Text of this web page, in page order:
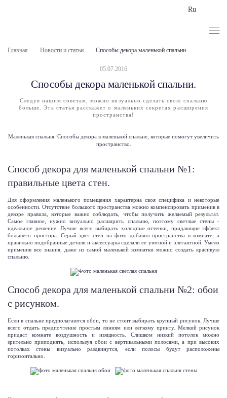
Ru
Главная Новости и статьи Способы декора маленькой спальни.
05.07.2016
Способы декора маленькой спальни.
Следуя нашим советам, можно визуально сделать свою спальню
больше. Эта статья расскажет о маленьких секретах расширения
пространства!
Маленькая спальня. Способы декора в маленькой спальне, которые помогут увеличить
пространство.
Способ декора для маленькой спальни №1:
правильные цвета стен.
Для оформления маленького помещения характерна своя специфика и некоторые
особенности. Отсутствие большого пространства можно компенсировать применив в
декоре правила, которые важно соблюдать, чтобы получить желаемый результат.
Самое главное, нужно визуально расширить спальню, поэтому светлые стены -
идеальное решение. Лучше всего выбирать холодные оттенки, придающие эффект
большего простора. Серый цвет стен на фото добавил пространства в комнате, а
правильно подобранные детали и аксессуары сделали ее уютной и элегантной. Умело
применив все знания, даже из самой маленькой комнатки можно создать красивую
спальню.
Способ декора для маленькой спальни №2: обои
с рисунком.
Если в спальне предполагаются обои, то не стоит выбирать крупный рисунок. Лучше
всего отдать предпочтение простым линиям или легкому принту. Мелкий рисунок
придаст комнате воздушность и изящность. Слишком низкий потолок можно
зрительно приподнять, используя обои с вертикальными полосами, а при высоких
потолках стены визуально раздвинутся, если полосы будут расположены
горизонтально.